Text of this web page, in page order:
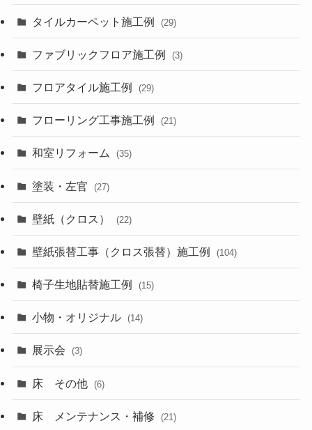
タイルカーペット施工例 (29)
ファブリックフロア施工例 (3)
フロアタイル施工例 (29)
フローリング工事施工例 (21)
和室リフォーム (35)
塗装・左官 (27)
壁紙（クロス） (22)
壁紙張替工事（クロス張替）施工例 (104)
椅子生地貼替施工例 (15)
小物・オリジナル (14)
展示会 (3)
床 その他 (6)
床 メンテナンス・補修 (21)